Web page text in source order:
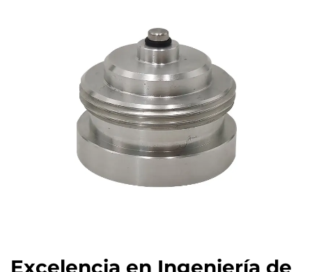
Excelencia en Ingeniería de